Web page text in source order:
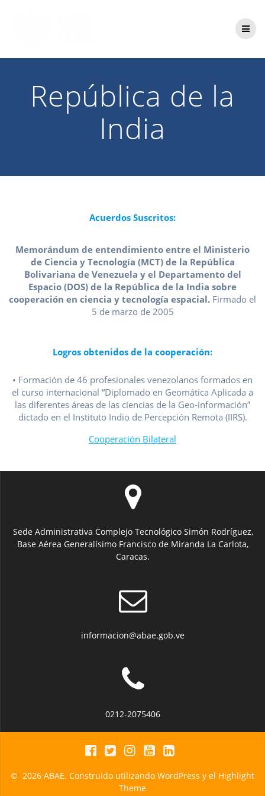
República de la
India
Acuerdos Suscritos:
Memorándum de entendimiento entre el Ministerio
de Ciencia y Tecnología (MCT) de la República
Bolivariana de Venezuela y el Departamento del
Espacio (DOS) de la República de la India sobre
cooperación en ciencia y tecnología espacial. Firmado el
5 de marzo de 2005
Logros obtenidos de la cooperación:
• Formación de 46 profesionales venezolanos formados en
el curso internacional “Diplomado en Geomática Aplicada a
las diferentes áreas de las ciencias de la Geo-información”
dictado en el Instituto Indio de Percepción Remota (IIRS).
Cooperación Bilateral
Sede Administrativa Complejo Tecnológico Simón Rodríguez,
Base Aérea Generalísimo Francisco de Miranda La Carlota,
Caracas.
informacion@abae.gob.ve
0212-2075406
© 2026 ABAE. Construido utilizando WordPress y el Highlight
Theme